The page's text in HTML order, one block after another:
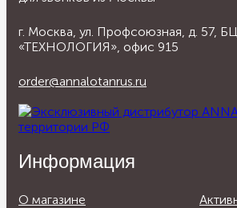
г. Москва, ул. Профсоюзная, д. 57, БЦ
«ТЕХНОЛОГИЯ», офис 915
order@annalotanrus.ru
Информация
О магазине